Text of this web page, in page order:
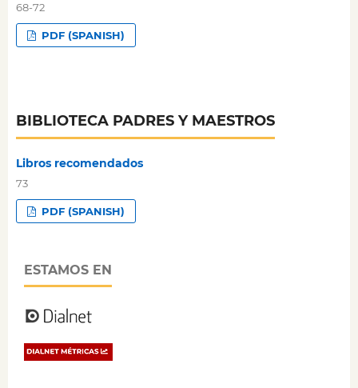
68-72
PDF (SPANISH)
BIBLIOTECA PADRES Y MAESTROS
Libros recomendados
73
PDF (SPANISH)
ESTAMOS EN